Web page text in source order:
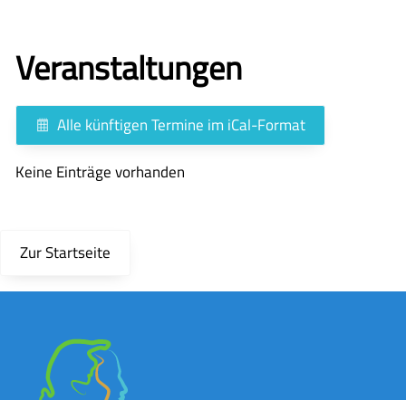
Veranstaltungen
Alle künftigen Termine im iCal-Format
Keine Einträge vorhanden
Zur Startseite